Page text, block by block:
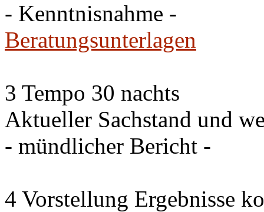
- Kenntnisnahme -
Beratungsunterlagen
3 Tempo 30 nachts
Aktueller Sachstand und
- mündlicher Bericht -
4 Vorstellung Ergebnisse